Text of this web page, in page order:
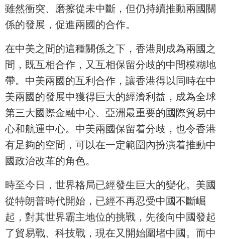
雖然衝突、磨擦從未中斷，但仍持續推動兩國關
係的發展，促進兩國的合作。
在中美之間的這種關係之下，香港則成為兩國之
間，既互相合作，又互相保留分歧的中間模糊地
帶。中美兩國的互利合作，讓香港得以同時在中
美兩國的發展中獲得巨大的經濟利益，成為全球
第三大國際金融中心、亞洲最重要的國際貿易中
心和航運中心。中美兩國保留着分歧，也令香港
有足夠的空間，可以在一定範圍內扮演着推動中
國政治改革的角色。
時至今日，世界格局已經發生巨大的變化。美國
從特朗普時代開始，已經不再忍受中國不斷崛
起，對其世界霸主地位的挑戰，先後向中國發起
了貿易戰、科技戰，現在又開始圍堵中國。而中